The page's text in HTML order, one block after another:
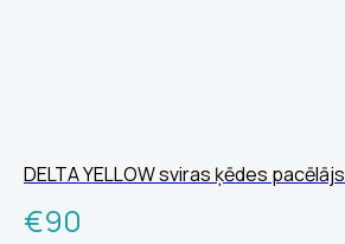
DELTA YELLOW sviras ķēdes pacēlājs
€90